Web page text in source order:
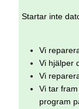
Startar inte
Vi
Vi hjälper
Vi
Vi tar
program